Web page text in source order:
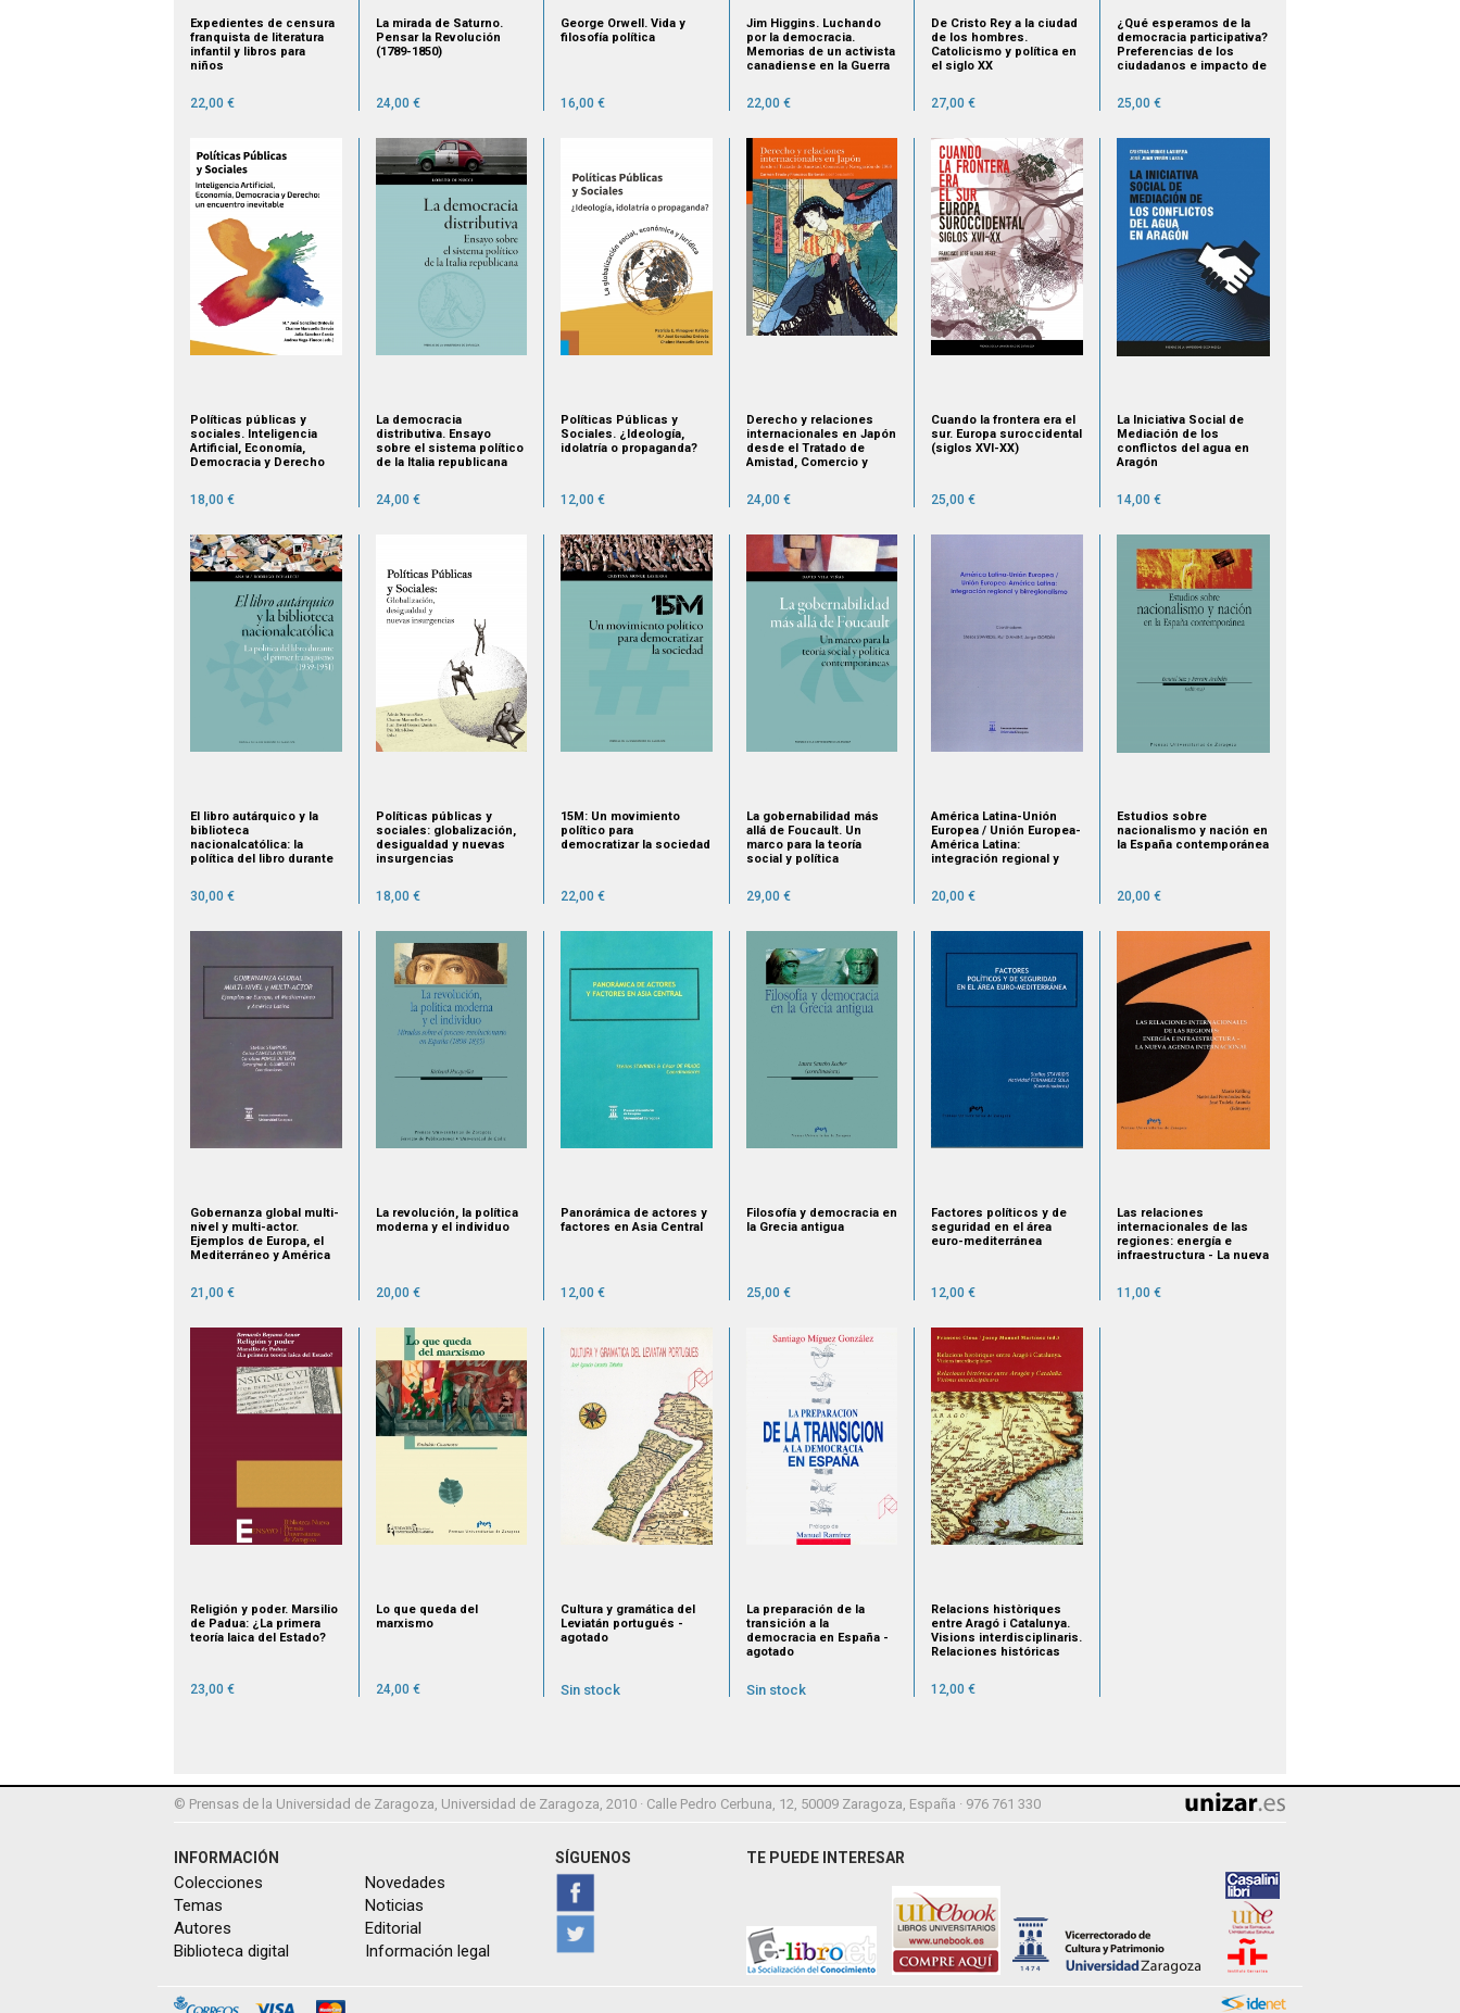
Expedientes de censura
franquista de literatura
infantil y libros para
niños
22,00 €
La mirada de Saturno.
Pensar la Revolución
(1789-1850)
24,00 €
George Orwell. Vida y
filosofía política
16,00 €
Jim Higgins. Luchando
por la democracia.
Memorias de un activista
canadiense en la Guerra
22,00 €
De Cristo Rey a la ciudad
de los hombres.
Catolicismo y política en
el siglo XX
27,00 €
¿Qué esperamos de la
democracia participativa?
Preferencias de los
ciudadanos e impacto de
25,00 €
Políticas públicas y
sociales. Inteligencia
Artificial, Economía,
Democracia y Derecho
18,00 €
La democracia
distributiva. Ensayo
sobre el sistema político
de la Italia republicana
24,00 €
Políticas Públicas y
Sociales. ¿Ideología,
idolatría o propaganda?
12,00 €
Derecho y relaciones
internacionales en Japón
desde el Tratado de
Amistad, Comercio y
24,00 €
Cuando la frontera era el
sur. Europa suroccidental
(siglos XVI-XX)
25,00 €
La Iniciativa Social de
Mediación de los
conflictos del agua en
Aragón
14,00 €
El libro autárquico y la
biblioteca
nacionalcatólica: la
política del libro durante
30,00 €
Políticas públicas y
sociales: globalización,
desigualdad y nuevas
insurgencias
18,00 €
15M: Un movimiento
político para
democratizar la sociedad
22,00 €
La gobernabilidad más
allá de Foucault. Un
marco para la teoría
social y política
29,00 €
América Latina-Unión
Europea / Unión Europea-
América Latina:
integración regional y
20,00 €
Estudios sobre
nacionalismo y nación en
la España contemporánea
20,00 €
Gobernanza global multi-
nivel y multi-actor.
Ejemplos de Europa, el
Mediterráneo y América
21,00 €
La revolución, la política
moderna y el individuo
20,00 €
Panorámica de actores y
factores en Asia Central
12,00 €
Filosofía y democracia en
la Grecia antigua
25,00 €
Factores políticos y de
seguridad en el área
euro-mediterránea
12,00 €
Las relaciones
internacionales de las
regiones: energía e
infraestructura - La nueva
11,00 €
Religión y poder. Marsilio
de Padua: ¿La primera
teoría laica del Estado?
23,00 €
Lo que queda del
marxismo
24,00 €
Cultura y gramática del
Leviatán portugués -
agotado
Sin stock
La preparación de la
transición a la
democracia en España -
agotado
Sin stock
Relacions històriques
entre Aragó i Catalunya.
Visions interdisciplinaris.
Relaciones históricas
12,00 €
© Prensas de la Universidad de Zaragoza, Universidad de Zaragoza, 2010 · Calle Pedro Cerbuna, 12, 50009 Zaragoza, España · 976 761 330
INFORMACIÓN
Colecciones
Temas
Autores
Biblioteca digital
Novedades
Noticias
Editorial
Información legal
SÍGUENOS TE PUEDE INTERESAR